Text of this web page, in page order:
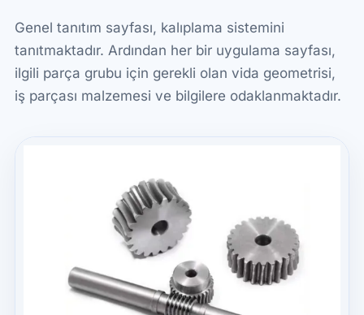
Genel tanıtım sayfası, kalıplama sistemini
tanıtmaktadır. Ardından her bir uygulama sayfası,
ilgili parça grubu için gerekli olan vida geometrisi,
iş parçası malzemesi ve bilgilere odaklanmaktadır.